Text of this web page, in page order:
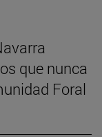
que nunca
Foral